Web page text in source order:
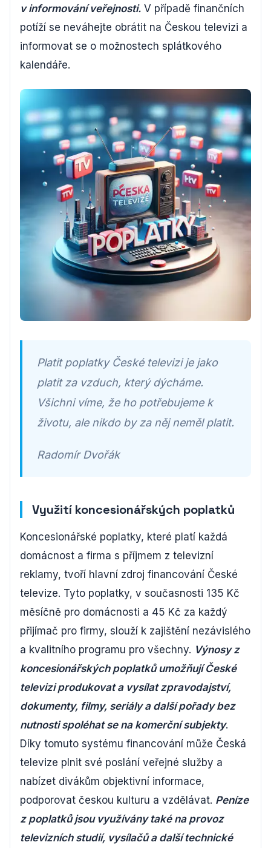
v informování veřejnosti. V případě finančních
potíží se neváhejte obrátit na Českou televizi a
informovat se o možnostech splátkového
kalendáře.
Platit poplatky České televizi je jako
platit za vzduch, který dýcháme.
Všichni víme, že ho potřebujeme k
životu, ale nikdo by za něj neměl platit.
Radomír Dvořák
Využití koncesionářských poplatků
Koncesionářské poplatky, které platí každá
domácnost a firma s příjmem z televizní
reklamy, tvoří hlavní zdroj financování České
televize. Tyto poplatky, v současnosti 135 Kč
měsíčně pro domácnosti a 45 Kč za každý
přijímač pro firmy, slouží k zajištění nezávislého
a kvalitního programu pro všechny. Výnosy z
koncesionářských poplatků umožňují České
televizi produkovat a vysílat zpravodajství,
dokumenty, filmy, seriály a další pořady bez
nutnosti spoléhat se na komerční subjekty.
Díky tomuto systému financování může Česká
televize plnit své poslání veřejné služby a
nabízet divákům objektivní informace,
podporovat českou kulturu a vzdělávat. Peníze
z poplatků jsou využívány také na provoz
televizních studií, vysílačů a další technické